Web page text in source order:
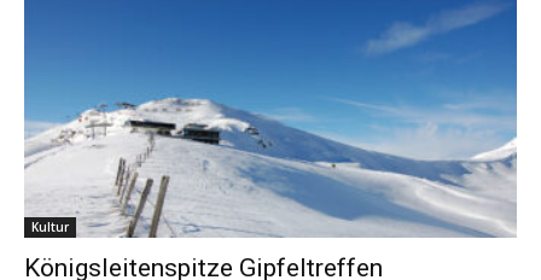
Kultur
Königsleitenspitze Gipfeltreffen